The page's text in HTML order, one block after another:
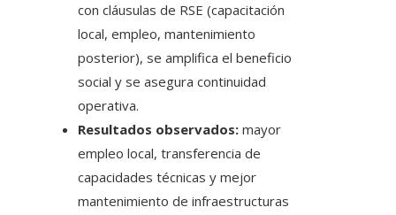
con cláusulas de RSE (capacitación
local, empleo, mantenimiento
posterior), se amplifica el beneficio
social y se asegura continuidad
operativa.
Resultados observados: mayor
empleo local, transferencia de
capacidades técnicas y mejor
mantenimiento de infraestructuras